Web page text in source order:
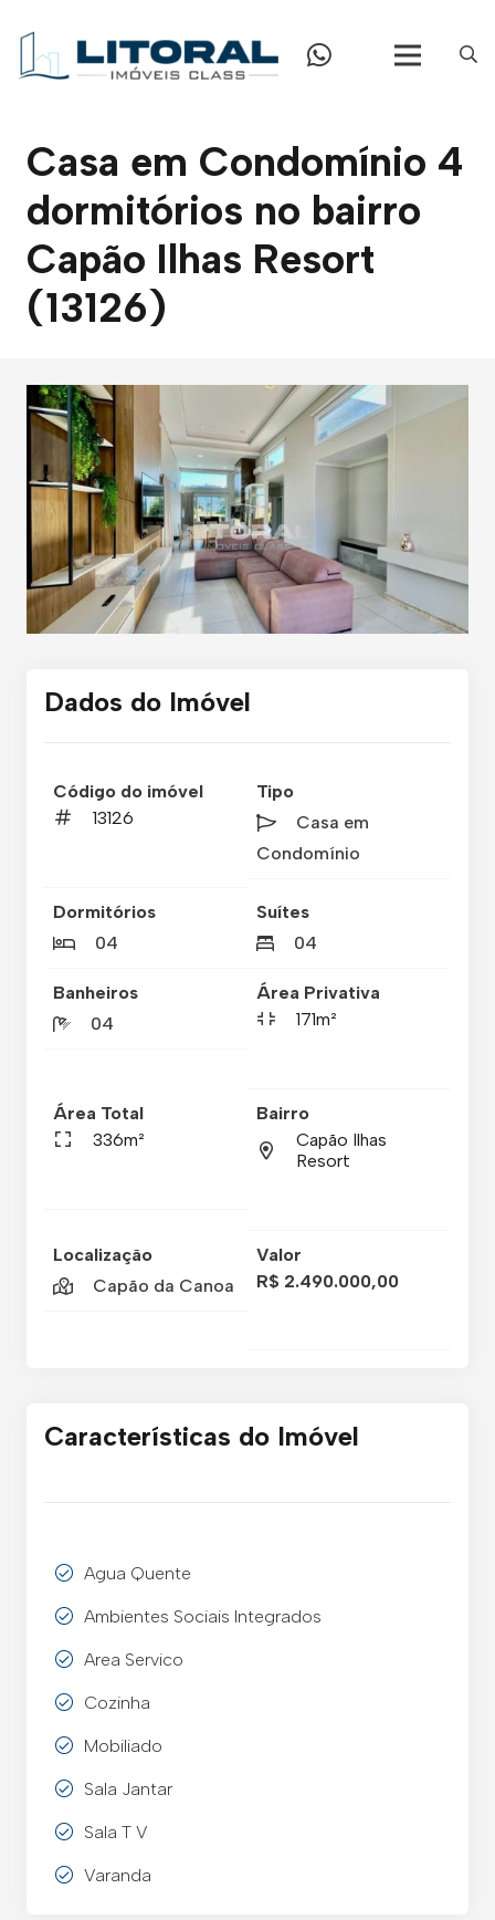
Casa em Condomínio 4
dormitórios no bairro
Capão Ilhas Resort
(13126)
Dados do Imóvel
Código do imóvel
13126
Tipo
Casa em
Condomínio
Dormitórios
04
Suítes
04
Banheiros
04
Área Privativa
171m²
Área Total
336m²
Bairro
Capão Ilhas
Resort
Localização
Capão da Canoa
Valor
R$ 2.490.000,00
Características do Imóvel
Agua Quente
Ambientes Sociais Integrados
Area Servico
Cozinha
Mobiliado
Sala Jantar
Sala T V
Varanda